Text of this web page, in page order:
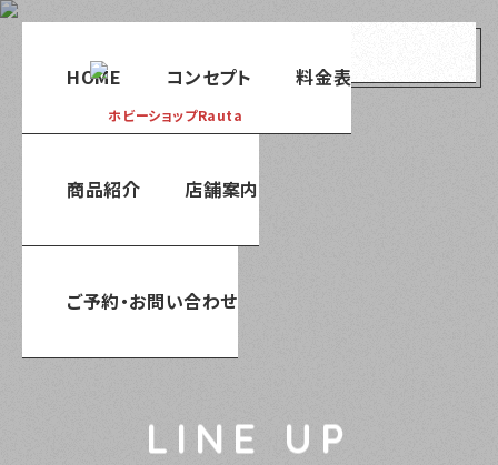
HOME コンセプト 料金表
商品紹介 店舗案内
ご予約・お問い合わせ
LINE UP